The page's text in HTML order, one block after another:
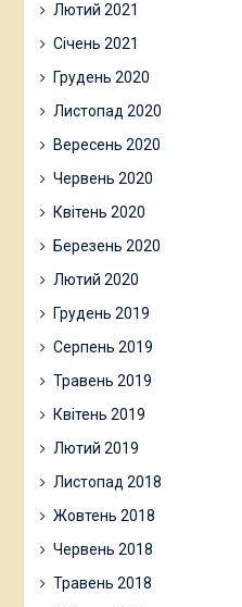
Лютий 2021
Січень 2021
Грудень 2020
Листопад 2020
Вересень 2020
Червень 2020
Квітень 2020
Березень 2020
Лютий 2020
Грудень 2019
Серпень 2019
Травень 2019
Квітень 2019
Лютий 2019
Листопад 2018
Жовтень 2018
Червень 2018
Травень 2018